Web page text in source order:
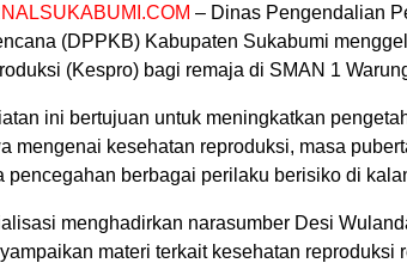
– Dinas Pengendalian
(DPPKB) Kabupaten Sukabumi
(Kespro) bagi remaja di SMAN 1
ini bertujuan untuk meningkatkan
mengenai kesehatan reproduksi, masa
pencegahan berbagai perilaku berisiko di
menghadirkan narasumber Desi
materi terkait kesehatan reproduksi